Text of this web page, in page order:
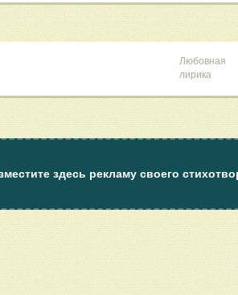
Любовная
лирика
здесь рекламу своего